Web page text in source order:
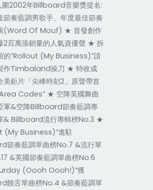
圍2002年Billboard音樂獎提名:
節奏藍調男歌手、年度最佳節奏
(Word Of Mouf) ★ 首發創作
2百萬張銷量的人氣資優聲 ★ 拆
的“Rollout (My Business)”請
作Timbaland操刀 ★ 特收成
美鉅片「尖峰時刻2」原聲帶首
Codes” ★ 空降英國舞曲
軍&空降Billboard節奏藍調專
& Billboard流行專輯榜No.3 ★
(My Business)”進駐
節奏藍調單曲榜No.7 &流行單
&英國節奏藍調單曲榜No.6
(Oooh Oooh!)”獲
饒舌單曲榜No.4 &節奏藍調單